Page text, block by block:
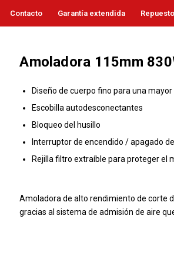
Contacto Garantía extendida
Amoladora 115mm
Diseño de cuerpo fino para una
Escobilla autodesconectantes
Bloqueo del husillo
Interruptor de encendido / apagado
Rejilla filtro extraíble para proteger el
Amoladora de alto rendimiento de corte
gracias al sistema de admisión de aire